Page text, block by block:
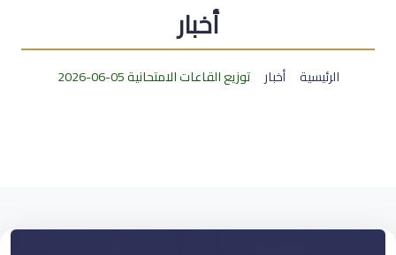
أخبار
الرئيسية أخبار توزيع القاعات الامتحانية 05-06-2026